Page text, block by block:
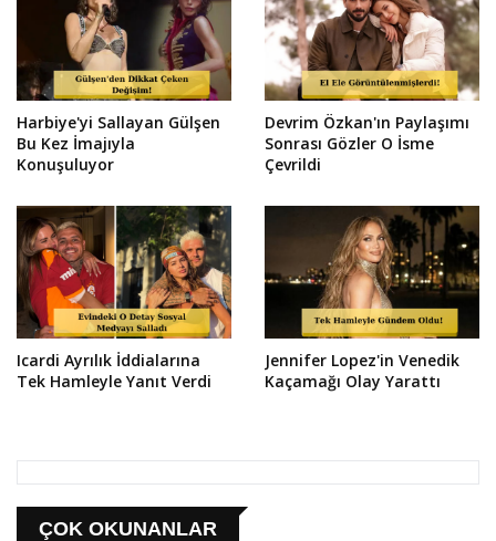
Harbiye'yi Sallayan Gülşen
Bu Kez İmajıyla
Konuşuluyor
Devrim Özkan'ın Paylaşımı
Sonrası Gözler O İsme
Çevrildi
Icardi Ayrılık İddialarına
Tek Hamleyle Yanıt Verdi
Jennifer Lopez'in Venedik
Kaçamağı Olay Yarattı
ÇOK OKUNANLAR